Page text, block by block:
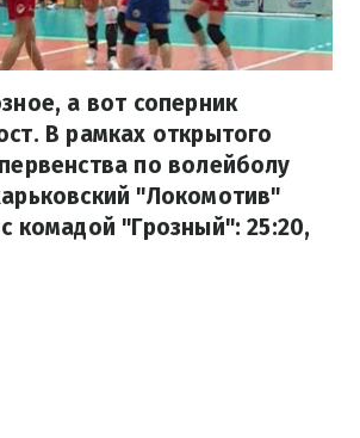
а вот соперник
В рамках открытого
по волейболу
"Локомотив"
комадой "Грозный": 25:20,